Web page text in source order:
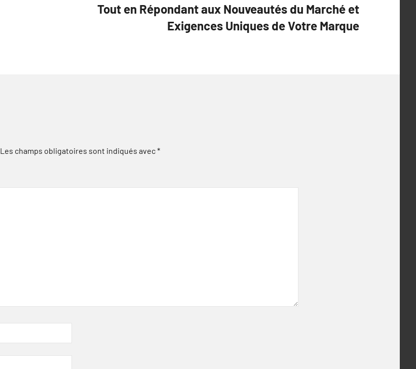
Tout en Répondant aux Nouveautés du Marché et
Exigences Uniques de Votre Marque
Les champs obligatoires sont indiqués avec*